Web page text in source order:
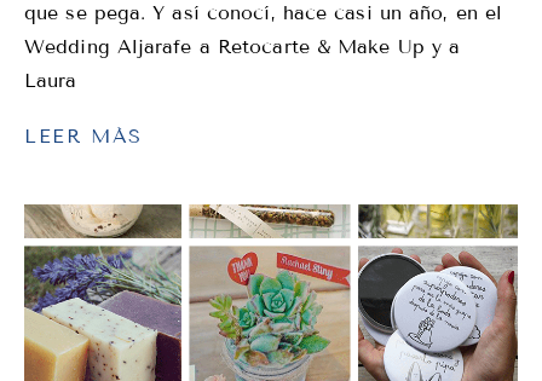
que se pega. Y así conocí, hace casi un año, en el
Wedding Aljarafe a Retocarte & Make Up y a
Laura
LEER MÁS